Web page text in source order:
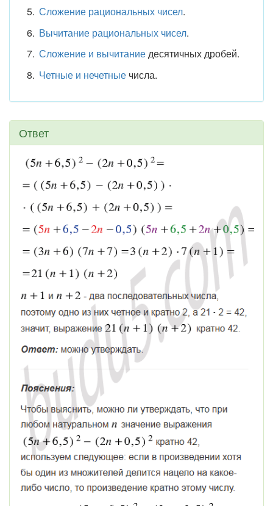
Сложение рациональных чисел.
Вычитание рациональных чисел.
Сложение и вычитаниедесятичных дробей.
Четные и нечетныечисла.
Ответ